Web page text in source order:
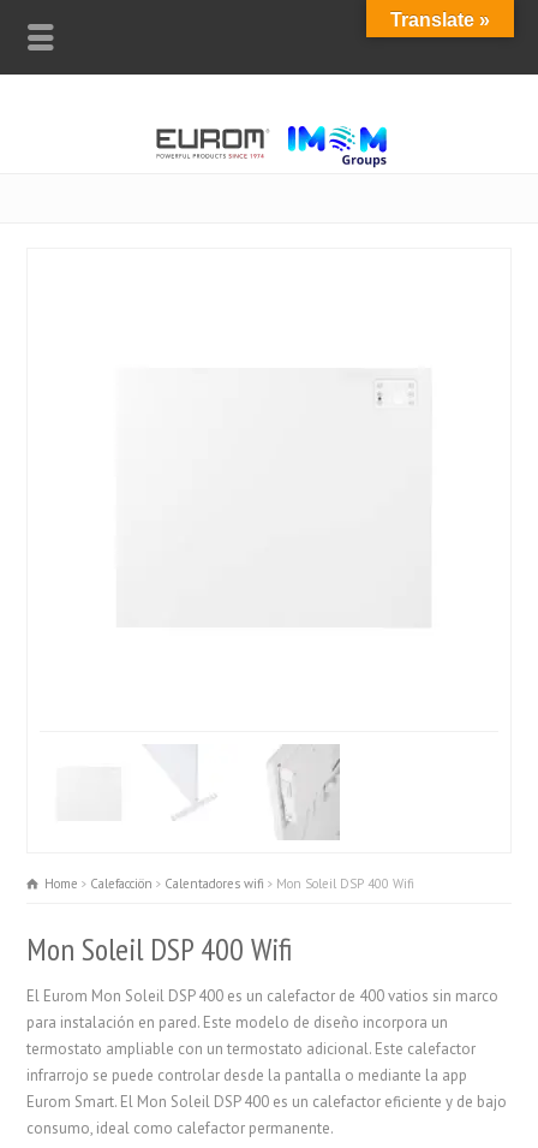
Home Calefacciön Calentadores wifi Mon Soleil DSP 400 Wifi
Mon Soleil DSP 400 Wifi
El Eurom Mon Soleil DSP 400 es un calefactor de 400 vatios sin marco
para instalación en pared. Este modelo de diseño incorpora un
termostato ampliable con un termostato adicional. Este calefactor
infrarrojo se puede controlar desde la pantalla o mediante la app
Eurom Smart. El Mon Soleil DSP 400 es un calefactor eficiente y de bajo
consumo, ideal como calefactor permanente.
Translate »